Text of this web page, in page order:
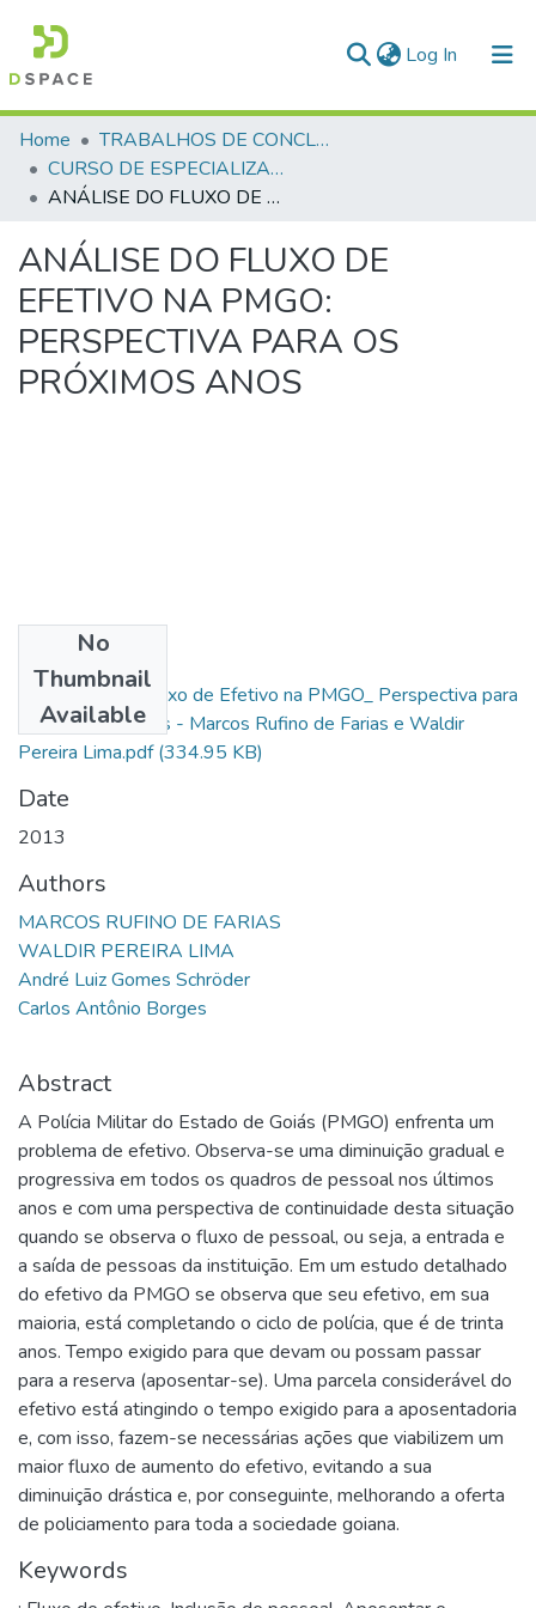
Log In (current)
Communities & Collections
All of DSpace
Home
TRABALHOS DE CONCLUSÃO DE CURSO - CAESP (CURSO DE ESPECIALIZAÇÃO EM ALTOS ESTUDOS EM SEGURANÇA PÚBLICA)
CURSO DE ESPECIALIZAÇÃO EM ALTOS ESTUDOS EM SEGURANÇA PÚBLICA - CAESP - 2013
ANÁLISE DO FLUXO DE EFETIVO NA PMGO: PERSPECTIVA PARA OS PRÓXIMOS ANOS
ANÁLISE DO FLUXO DE
EFETIVO NA PMGO:
PERSPECTIVA PARA OS
PRÓXIMOS ANOS
No
Thumbnail
Available
OK Análise do Fluxo de Efetivo na PMGO_ Perspectiva para
os Próximos Anos - Marcos Rufino de Farias e Waldir
Pereira Lima.pdf(334.95 KB)
Date
2013
Authors
MARCOS RUFINO DE FARIAS
WALDIR PEREIRA LIMA
André Luiz Gomes Schröder
Carlos Antônio Borges
Abstract
A Polícia Militar do Estado de Goiás (PMGO) enfrenta um
problema de efetivo. Observa-se uma diminuição gradual e
progressiva em todos os quadros de pessoal nos últimos
anos e com uma perspectiva de continuidade desta situação
quando se observa o fluxo de pessoal, ou seja, a entrada e
a saída de pessoas da instituição. Em um estudo detalhado
do efetivo da PMGO se observa que seu efetivo, em sua
maioria, está completando o ciclo de polícia, que é de trinta
anos. Tempo exigido para que devam ou possam passar
para a reserva (aposentar-se). Uma parcela considerável do
efetivo está atingindo o tempo exigido para a aposentadoria
e, com isso, fazem-se necessárias ações que viabilizem um
maior fluxo de aumento do efetivo, evitando a sua
diminuição drástica e, por conseguinte, melhorando a oferta
de policiamento para toda a sociedade goiana.
Keywords